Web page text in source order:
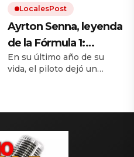
LocalesPost
Ayrton Senna, leyenda
de la Fórmula 1:
«Siempre busca
mucha fuerza, mucha
En su último año de su
vida, el piloto dejó un
años de su muerte, sus
una fuente de inspiración
para millones de personas.